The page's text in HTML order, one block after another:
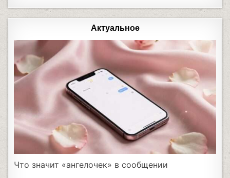
Актуальное
Что значит «ангелочек» в сообщении